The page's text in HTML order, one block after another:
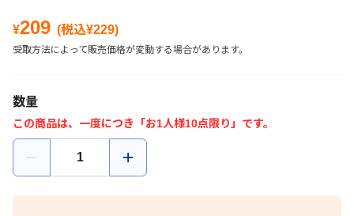
¥209 (税込¥229)
受取方法によって販売価格が変動する場合があります。
数量
この商品は、一度につき「お1人様10点限り」です。